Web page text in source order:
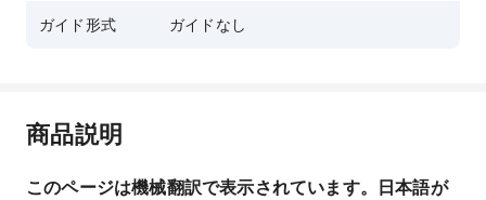
ガイド形式 ガイドなし
商品説明
このページは機械翻訳で表示されています。日本語が